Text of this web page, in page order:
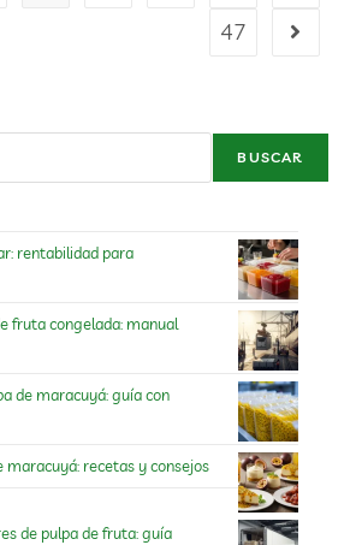
47
BUSCAR
rentabilidad para
fruta congelada: manual
de maracuyá: guía con
maracuyá: recetas y consejos
de pulpa de fruta: guía